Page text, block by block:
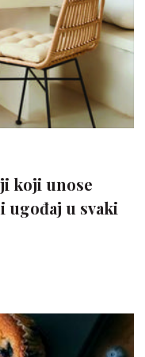
koji unose
ugođaj u svaki